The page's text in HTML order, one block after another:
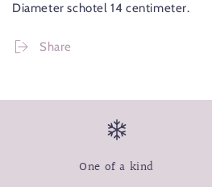
Diameter schotel 14 centimeter.
Share
One of a kind